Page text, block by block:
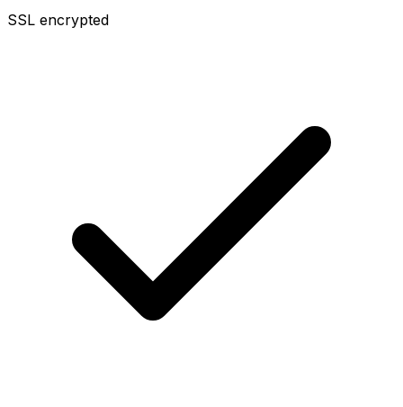
SSL encrypted